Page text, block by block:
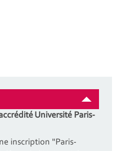
Université Paris-
inscription "Paris-